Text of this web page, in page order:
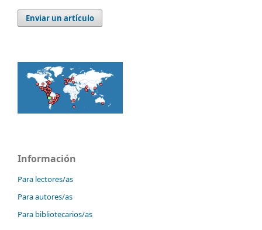
Enviar un artículo
Información
Para lectores/as
Para autores/as
Para bibliotecarios/as